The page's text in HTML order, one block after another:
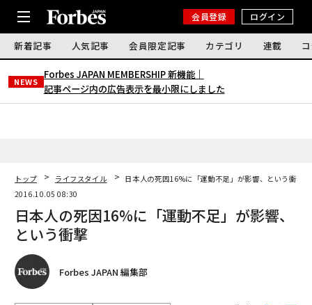
会員登録 ログイン
新着記事 人気記事 会員限定記事 カテゴリ 連載
NEWS
Forbes JAPAN MEMBERSHIP 新機能｜
記事ページ内の広告表示を最小限にしました
トップ ライフスタイル
日本人の死因16%に「運動不足」が影響、という衝撃
2016.10.05 08:30
日本人の死因16%に「運動不足」が影響、
という衝撃
Forbes JAPAN 編集部